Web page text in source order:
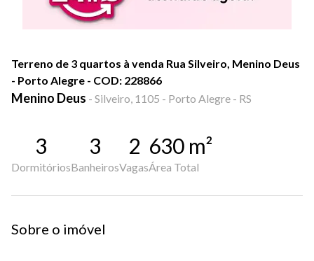
Terreno de 3 quartos à venda Rua Silveiro, Menino Deus
- Porto Alegre - COD: 228866
Menino Deus - Silveiro, 1105 - Porto Alegre - RS
3
Dormitórios
3
Banheiros
2
Vagas
630 m²
Área Total
Sobre o imóvel